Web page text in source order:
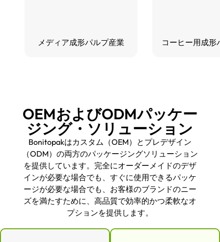
メディア成形パルプ産業 コーヒー用成形
OEMおよびODMパッケー
ジング・ソリューション
Bonitopakはカスタム（OEM）とプレデザイン
（ODM）の両方のパッケージングソリューション
を提供しています。完全にオーダーメイドのデザ
インが必要な場合でも、すぐに使用できるパッケ
ージが必要な場合でも、お客様のブランドのニー
ズを満たすために、高品質で効率的かつ柔軟なオ
プションを提供します。